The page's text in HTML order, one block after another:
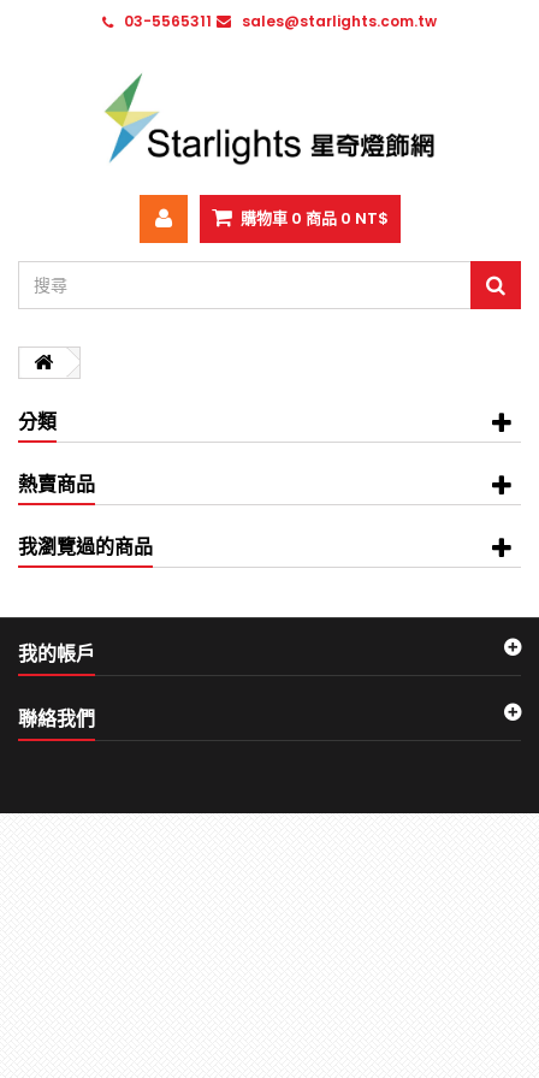
03-5565311 sales@starlights.com.tw
購物車 0 商品 0 NT$
分類
熱賣商品
我瀏覽過的商品
我的帳戶
聯絡我們